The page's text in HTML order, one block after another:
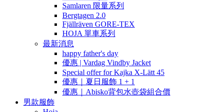
Samlaren 限量系列
Bergtagen 2.0
Fjällräven GORE-TEX
HOJA 單車系列
最新消息
happy father's day
優惠 | Vardag Vindby Jacket
Special offer for Kajka X-Lätt 45
優惠｜夏日服飾 1 + 1
優惠｜Abisko背包水壺袋組合價
男款服飾